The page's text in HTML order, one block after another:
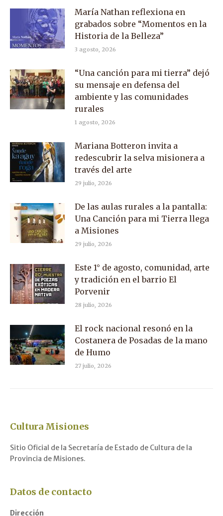
María Nathan reflexiona en
grabados sobre “Momentos en la
Historia de la Belleza”
3 agosto, 2026
“Una canción para mi tierra” dejó
su mensaje en defensa del
ambiente y las comunidades
rurales
1 agosto, 2026
Mariana Botteron invita a
redescubrir la selva misionera a
través del arte
29 julio, 2026
De las aulas rurales a la pantalla:
Una Canción para mi Tierra llega
a Misiones
29 julio, 2026
Este 1° de agosto, comunidad, arte
y tradición en el barrio El
Porvenir
28 julio, 2026
El rock nacional resonó en la
Costanera de Posadas de la mano
de Humo
27 julio, 2026
Cultura Misiones
Sitio Oficial de la Secretaría de Estado de Cultura de la
Provincia de Misiones.
Datos de contacto
Dirección